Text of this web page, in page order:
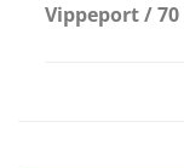
Vippeport / 70